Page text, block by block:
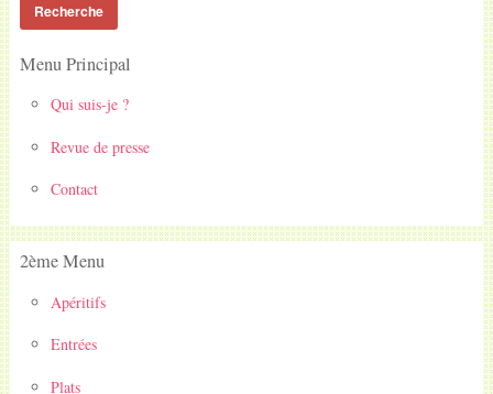
Menu Principal
Qui suis-je ?
Revue de presse
Contact
2ème Menu
Apéritifs
Entrées
Plats